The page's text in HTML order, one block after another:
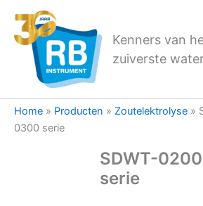
naar
Kenners van
zuiverste
Home » Producten » Zoutelektrolyse »
0300 serie
SDWT-
serie